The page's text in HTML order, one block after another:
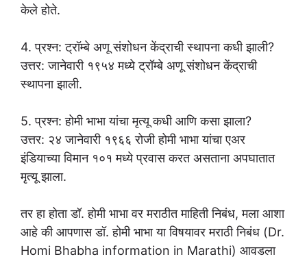
केले होते.
4. प्रश्न: ट्रॉम्बे अणू संशोधन केंद्राची स्थापना कधी झाली?
उत्तर: जानेवारी १९५४ मध्ये ट्रॉम्बे अणू संशोधन केंद्राची
स्थापना झाली.
5. प्रश्न: होमी भाभा यांचा मृत्यू कधी आणि कसा झाला?
उत्तर: २४ जानेवारी १९६६ रोजी होमी भाभा यांचा एअर
इंडियाच्या विमान १०१ मध्ये प्रवास करत असताना अपघातात
मृत्यू झाला.
तर हा होता डॉ. होमी भाभा वर मराठीत माहिती निबंध, मला आशा
आहे की आपणास डॉ. होमी भाभा या विषयावर मराठी निबंध (Dr.
Homi Bhabha information in Marathi) आवडला